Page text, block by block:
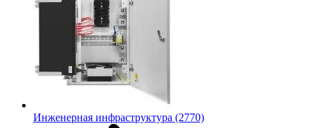
Инженерная инфраструктура (2770)